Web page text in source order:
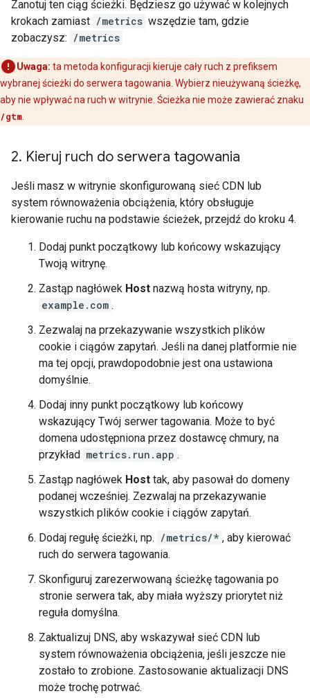
Zanotuj ten ciąg ścieżki. Będziesz go używać w kolejnych
krokach zamiast /metrics wszędzie tam, gdzie
zobaczysz: /metrics
Uwaga: ta metoda konfiguracji kieruje cały ruch z prefiksem
wybranej ścieżki do serwera tagowania. Wybierz nieużywaną ścieżkę,
aby nie wpływać na ruch w witrynie. Ścieżka nie może zawierać znaku
/gtm
2. Kieruj ruch do serwera tagowania
Jeśli masz w witrynie skonfigurowaną sieć CDN lub
system równoważenia obciążenia, który obsługuje
kierowanie ruchu na podstawie ścieżek, przejdź do kroku 4.
Dodaj punkt początkowy lub końcowy wskazujący
Twoją witrynę.
Zastąp nagłówek Host nazwą hosta witryny, np.
example.com .
Zezwalaj na przekazywanie wszystkich plików
cookie i ciągów zapytań. Jeśli na danej platformie nie
ma tej opcji, prawdopodobnie jest ona ustawiona
domyślnie.
Dodaj inny punkt początkowy lub końcowy
wskazujący Twój serwer tagowania. Może to być
domena udostępniona przez dostawcę chmury, na
przykład metrics.run.app .
Zastąp nagłówek Host tak, aby pasował do domeny
podanej wcześniej. Zezwalaj na przekazywanie
wszystkich plików cookie i ciągów zapytań.
Dodaj regułę ścieżki, np. /metrics/* , aby kierować
ruch do serwera tagowania.
Skonfiguruj zarezerwowaną ścieżkę tagowania po
stronie serwera tak, aby miała wyższy priorytet niż
reguła domyślna.
Zaktualizuj DNS, aby wskazywał sieć CDN lub
system równoważenia obciążenia, jeśli jeszcze nie
zostało to zrobione. Zastosowanie aktualizacji DNS
może trochę potrwać.